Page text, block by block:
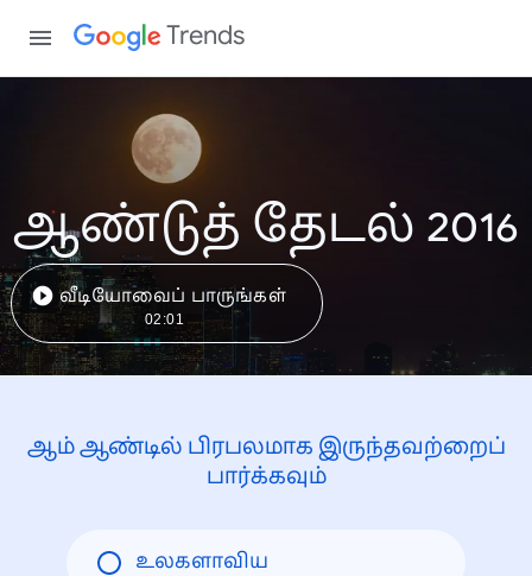
Trends
ஆண்டுத் தேடல் 2016
வீடியோவைப் பாருங்கள்
02:01
ஆம் ஆண்டில் பிரபலமாக இருந்தவற்றைப்
பார்க்கவும்
உலகளாவிய